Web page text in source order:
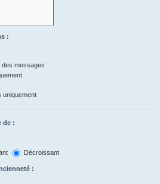
:
des messages
uniquement
de :
Décroissant
: